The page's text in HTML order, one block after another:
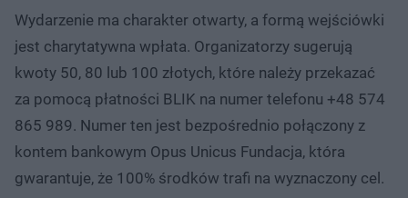
Wydarzenie ma charakter otwarty, a formą wejściówki
jest charytatywna wpłata. Organizatorzy sugerują
kwoty 50, 80 lub 100 złotych, które należy przekazać
za pomocą płatności BLIK na numer telefonu +48 574
865 989. Numer ten jest bezpośrednio połączony z
kontem bankowym Opus Unicus Fundacja, która
gwarantuje, że 100% środków trafi na wyznaczony cel.